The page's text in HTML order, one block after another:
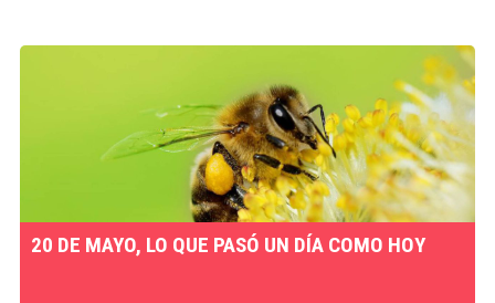
20 DE MAYO, LO QUE PASÓ UN DÍA COMO HOY